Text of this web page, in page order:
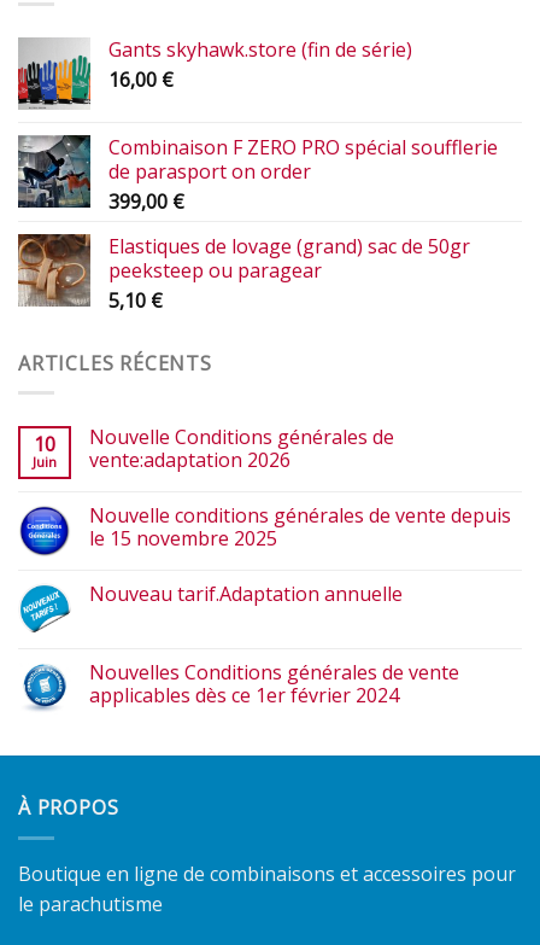
Gants skyhawk.store (fin de série)
16,00 €
Combinaison F ZERO PRO spécial soufflerie
de parasport on order
399,00 €
Elastiques de lovage (grand) sac de 50gr
peeksteep ou paragear
5,10 €
ARTICLES RÉCENTS
10
Juin
Nouvelle Conditions générales de
vente:adaptation 2026
Nouvelle conditions générales de vente depuis
le 15 novembre 2025
Nouveau tarif.Adaptation annuelle
Nouvelles Conditions générales de vente
applicables dès ce 1er février 2024
À PROPOS
Boutique en ligne de combinaisons et accessoires pour
le parachutisme